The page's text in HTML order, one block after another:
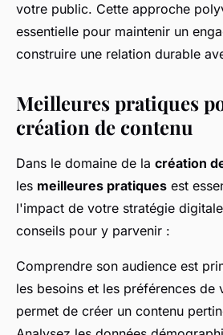
votre public. Cette approche
essentielle pour maintenir un
construire une relation durable
Meilleures pratiques
création de contenu
Dans le domaine de la création
les meilleures pratiques est
l'impact de votre stratégie
conseils pour y parvenir :
Comprendre son audience est
les besoins et les préférences de
permet de créer un contenu